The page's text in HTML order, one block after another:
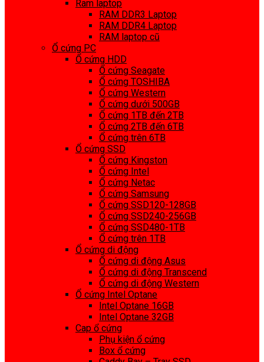
Ram laptop
RAM DDR3 Laptop
RAM DDR4 Laptop
RAM laptop cũ
Ổ cứng PC
Ổ cứng HDD
Ổ cứng Seagate
Ổ cứng TOSHIBA
Ổ cứng Western
Ổ cứng dưới 500GB
Ổ cứng 1TB đến 2TB
Ổ cứng 2TB đến 6TB
Ổ cứng trên 6TB
Ổ cứng SSD
Ổ cứng Kingston
Ổ cứng Intel
Ổ cứng Netac
Ổ cứng Samsung
Ổ cứng SSD120-128GB
Ổ cứng SSD240-256GB
Ổ cứng SSD480-1TB
Ổ cứng trên 1TB
Ổ cứng di động
Ổ cứng di động Asus
Ổ cứng di động Transcend
Ổ cứng di động Western
Ổ cứng Intel Optane
Intel Optane 16GB
Intel Optane 32GB
Cap ổ cứng
Phụ kiện ổ cứng
Box ổ cứng